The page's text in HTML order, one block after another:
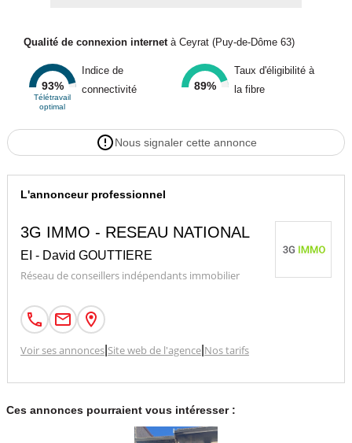
Qualité de connexion internetà Ceyrat (Puy-de-Dôme 63)
93%
Télétravail
optimal
Indice de
connectivité
89%
Taux d'éligibilité à
la fibre
Nous signaler cette annonce
L'annonceur professionnel
3G IMMO - RESEAU NATIONAL
EI - David GOUTTIERE
Réseau de conseillers indépendants immobilier
Voir ses annonces| Site web de l'agence| Nos tarifs
Ces annonces pourraient vous intéresser :